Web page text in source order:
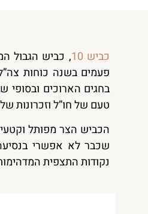
כביש 10
, כביש הגבול
פעמים בשנה כוחות
בחגים הארוכים ובסופי
טעם של חו”ל וזכרונות
הכביש הצר מפותל
שכבר לא אפשרי
נקודות התצפית